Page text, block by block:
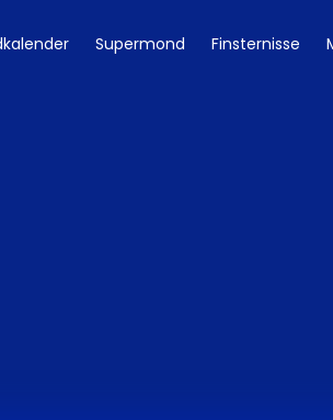
Supermond Finsternisse